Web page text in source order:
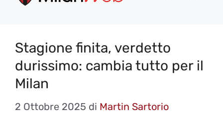
contenuto
Stagione finita, verdetto
durissimo: cambia tutto per il
Milan
2 Ottobre 2025 di Martin Sartorio